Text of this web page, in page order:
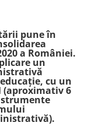
pune în
a României.
un
cu un
(aproximativ 6